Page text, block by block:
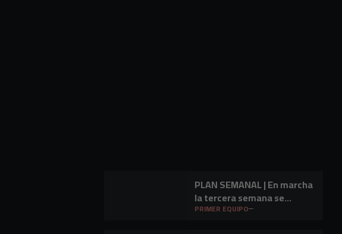
PLAN SEMANAL | En marcha
la tercera semana se
preparación
PRIMER EQUIPO